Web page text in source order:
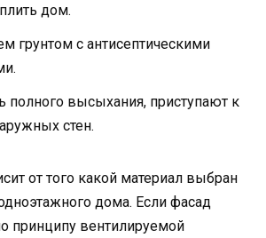
дом.
грунтом с антисептическими
высыхания, приступают к
стен.
от того какой материал выбран
дома. Если фасад
принципу вентилируемой